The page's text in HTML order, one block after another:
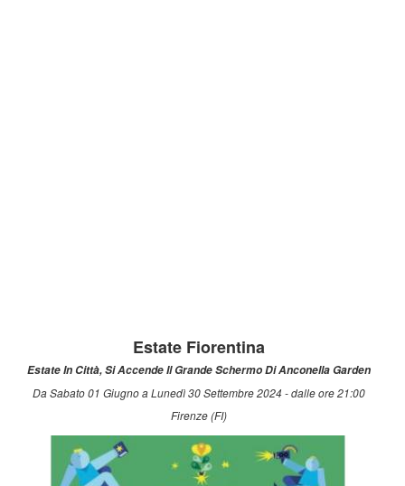
Estate Fiorentina
Estate In Città, Si Accende Il Grande Schermo Di Anconella Garden
Da Sabato 01 Giugno a Lunedì 30 Settembre 2024 - dalle ore 21:00
Firenze (FI)